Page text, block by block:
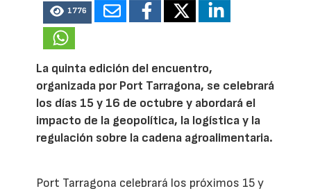
1776
La quinta edición del encuentro,
organizada por Port Tarragona, se celebrará
los días 15 y 16 de octubre y abordará el
impacto de la geopolítica, la logística y la
regulación sobre la cadena agroalimentaria.
Port Tarragona celebrará los próximos 15 y